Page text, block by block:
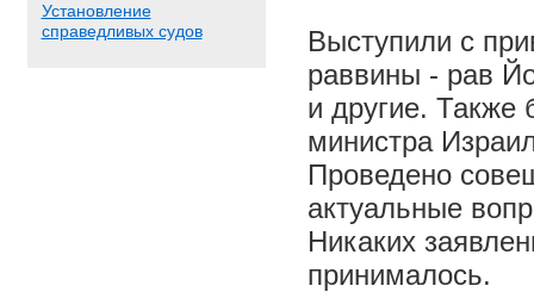
Установление
справедливых судов
Выступили с
раввины - рав
и другие. Также
министра
Проведено
актуальные
Никаких
принималось.